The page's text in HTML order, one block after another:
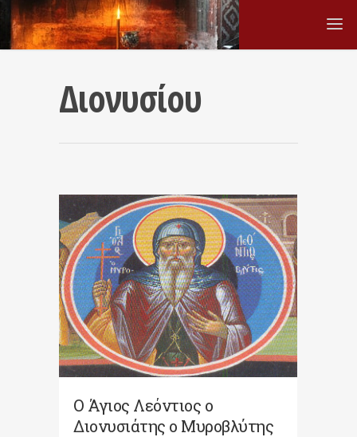
Διονυσίου
Ο Άγιος Λεόντιος ο
Διονυσιάτης ο Μυροβλύτης